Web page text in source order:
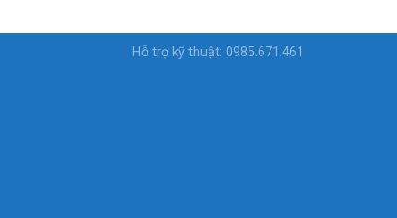
Hỗ trợ kỹ thuật: 0985.671.461